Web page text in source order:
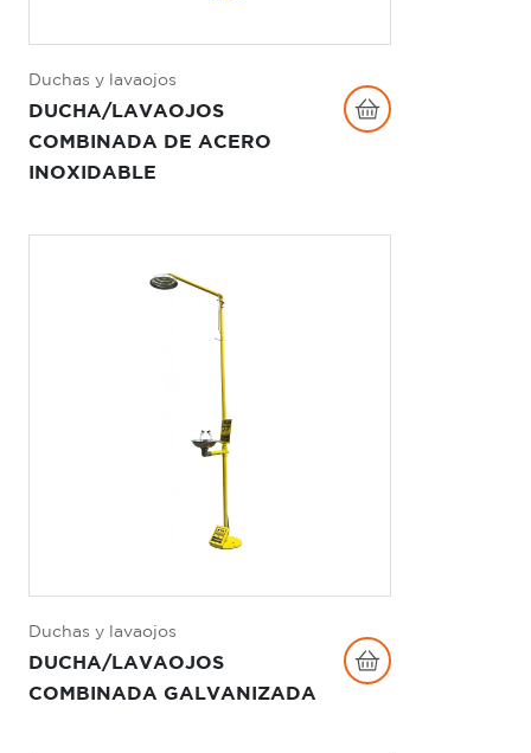
Duchas y lavaojos
DUCHA/LAVAOJOS
COMBINADA DE ACERO
INOXIDABLE
Duchas y lavaojos
DUCHA/LAVAOJOS
COMBINADA GALVANIZADA